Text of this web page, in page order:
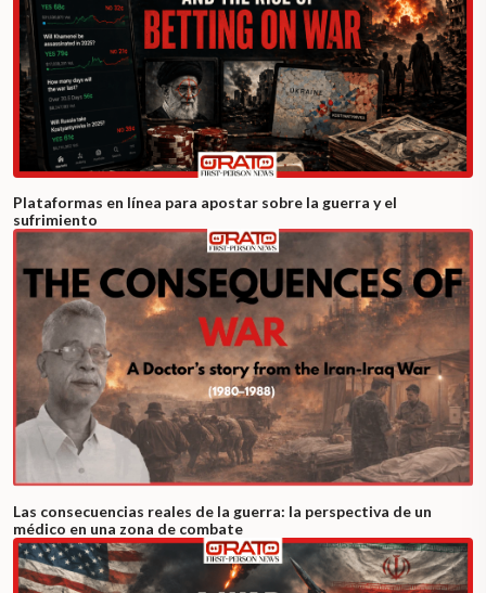
Plataformas en línea para apostar sobre la guerra y el
sufrimiento
Las consecuencias reales de la guerra: la perspectiva de un
médico en una zona de combate